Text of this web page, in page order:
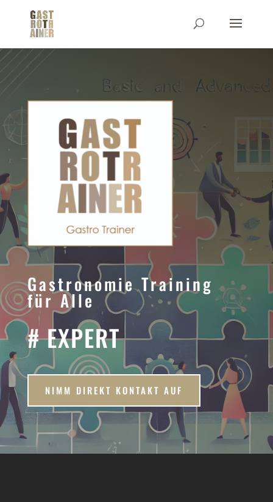
Gastronomie Training
für Alle
# EXPERT
NIMM DIREKT KONTAKT AUF